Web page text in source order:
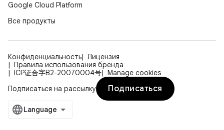
Google Cloud Platform
Все продукты
Конфиденциальность
Лицензия
Правила использования бренда
ICP证合字B2-20070004号
Manage cookies
Подписаться на рассылку
Подписаться